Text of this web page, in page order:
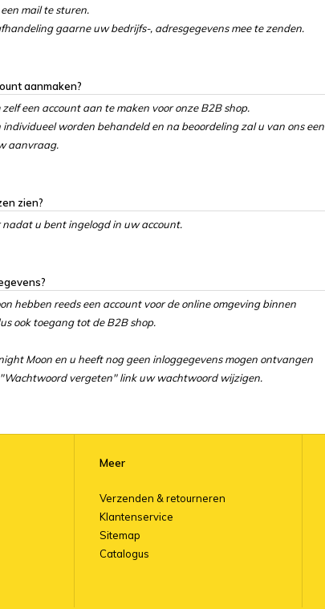
mail te sturen.
gaarne uw bedrijfs-, adresgegevens mee te zenden.
aanmaken?
een account aan te maken voor onze B2B shop.
worden behandeld en na beoordeling zal u van ons een
aanvraag.
zien?
u bent ingelogd in uw account.
hebben reeds een account voor de online omgeving binnen
ook toegang tot de B2B shop.
Moon en u heeft nog geen inloggegevens mogen ontvangen
vergeten" link uw wachtwoord wijzigen.
Meer
Verzenden & retourneren
Klantenservice
Sitemap
Catalogus